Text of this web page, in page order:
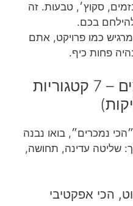
סקוץ׳, טבעות. זה
בכם.
מרגיש כמו פרויקט, אתם
פחות כיף.
אביזרי סאדו מומלצים – 7 קטגוריות
נמכרים״, בואו נבנה
שליטה עדינה, תחושה,